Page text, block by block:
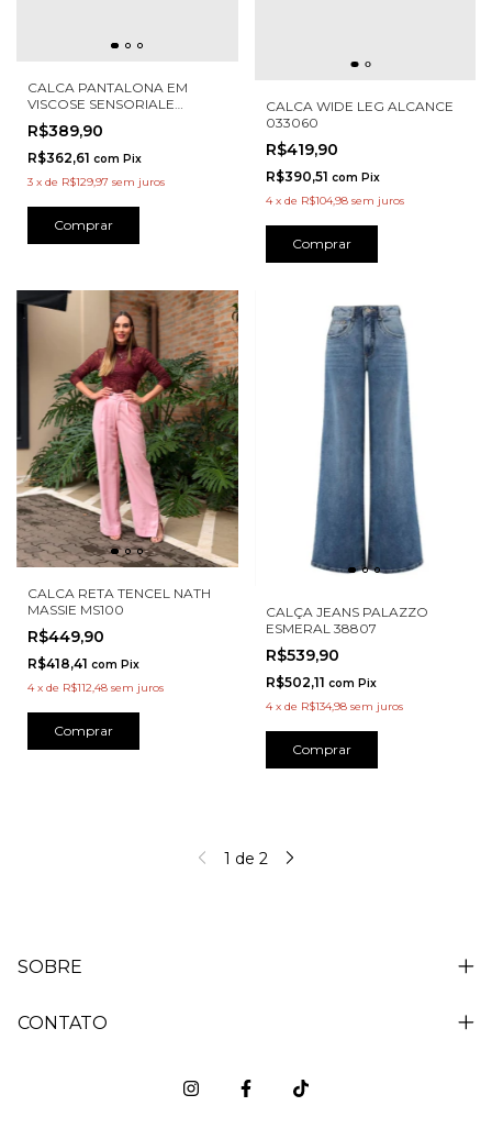
CALCA PANTALONA EM
VISCOSE SENSORIALE
CHEROY 1151045
R$389,90
R$362,61 com Pix
3 x de R$129,97 sem juros
Comprar
CALCA WIDE LEG ALCANCE
033060
R$419,90
R$390,51 com Pix
4 x de R$104,98 sem juros
Comprar
CALCA RETA TENCEL NATH
MASSIE MS100
R$449,90
R$418,41 com Pix
4 x de R$112,48 sem juros
Comprar
CALÇA JEANS PALAZZO
ESMERAL 38807
R$539,90
R$502,11 com Pix
4 x de R$134,98 sem juros
Comprar
1 de 2
SOBRE
CONTATO